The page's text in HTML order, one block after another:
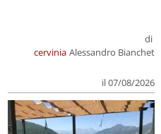
cervinia
di
Alessandro Bianchet
il 07/08/2026